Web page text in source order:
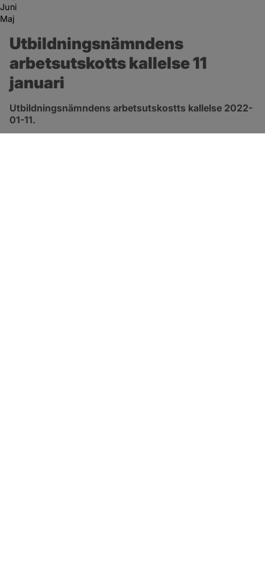
Juni
Maj
Utbildningsnämndens
arbetsutskotts kallelse 11
januari
Utbildningsnämndens arbetsutskostts kallelse 2022-
01-11.